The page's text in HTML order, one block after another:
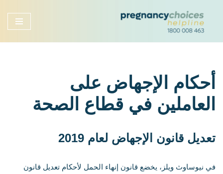
تخطى
أحكام الإجهاض على
العاملين في قطاع الصحة
تعديل قانون الإجهاض لعام 2019
في نيوساوث ويلز، يخضع قانون إنهاء الحمل لأحكام تعديل قانون